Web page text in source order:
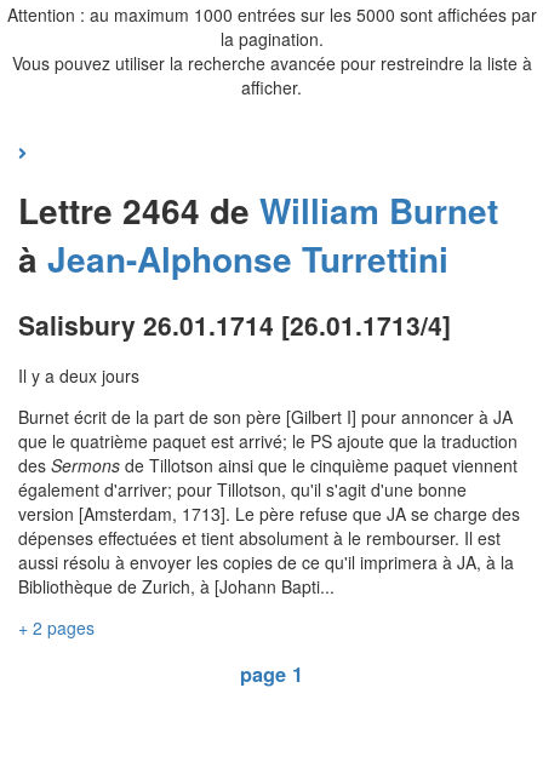
Attention : au maximum 1000 entrées sur les 5000 sont affichées par
la pagination.
Vous pouvez utiliser la recherche avancée pour restreindre la liste à
afficher.
Lettre 2464 de William Burnet
à Jean-Alphonse Turrettini
Salisbury 26.01.1714 [26.01.1713/4]
Il y a deux jours
Burnet écrit de la part de son père [Gilbert I] pour annoncer à JA
que le quatrième paquet est arrivé; le PS ajoute que la traduction
des Sermons de Tillotson ainsi que le cinquième paquet viennent
également d'arriver; pour Tillotson, qu'il s'agit d'une bonne
version [Amsterdam, 1713]. Le père refuse que JA se charge des
dépenses effectuées et tient absolument à le rembourser. Il est
aussi résolu à envoyer les copies de ce qu'il imprimera à JA, à la
Bibliothèque de Zurich, à [Johann Bapti...
+ 2 pages
page 1